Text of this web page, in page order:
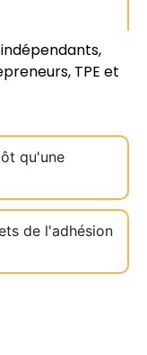
TPE et
qu'une
de l'adhésion